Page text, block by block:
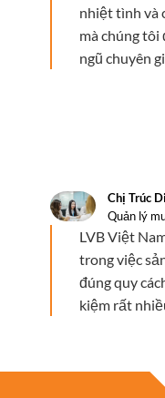
nhiệt tình và
mà chúng
ngũ chuyên
Chị Trúc
Quản lý
LVB Việt
trong việc
đúng quy
kiệm rất